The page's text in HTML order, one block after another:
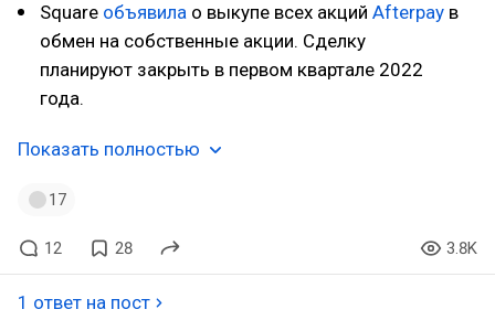
Square объявила о выкупе всех акций Afterpay в
обмен на собственные акции. Сделку
планируют закрыть в первом квартале 2022
года.
Показать полностью
17
12 28 3.8K
1 ответ на пост